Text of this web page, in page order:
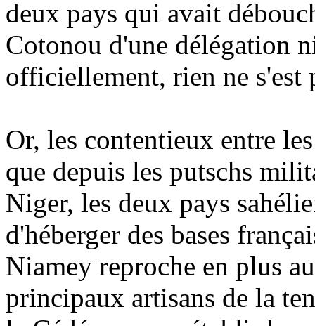
deux pays qui avait
Cotonou d'une délégation
officiellement, rien ne s'est
Or, les contentieux entre
que depuis les putschs
Niger, les deux pays
d'héberger des bases
Niamey reproche en plus
principaux artisans de la